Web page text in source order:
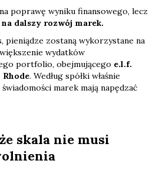
poprawę wyniku finansowego, lecz
dalszy rozwój marek.
pieniądze zostaną wykorzystane na
wydatków
portfolio, obejmującego e.l.f.
. Według spółki właśnie
marek mają napędzać
skala nie musi